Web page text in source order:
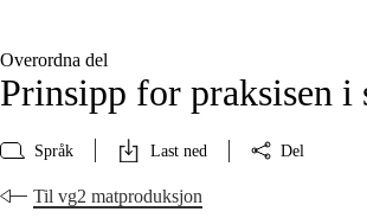
Overordna del
Prinsipp for praksisen i
Språk Last ned Del
Til vg2 matproduksjon